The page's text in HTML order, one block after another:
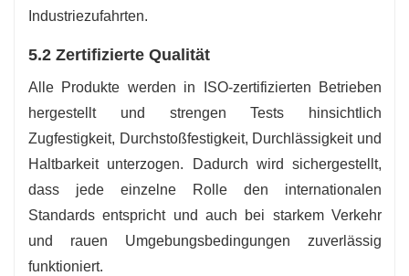
Industriezufahrten.
5.2 Zertifizierte Qualität
Alle Produkte werden in ISO-zertifizierten Betrieben
hergestellt und strengen Tests hinsichtlich
Zugfestigkeit, Durchstoßfestigkeit, Durchlässigkeit und
Haltbarkeit unterzogen. Dadurch wird sichergestellt,
dass jede einzelne Rolle den internationalen
Standards entspricht und auch bei starkem Verkehr
und rauen Umgebungsbedingungen zuverlässig
funktioniert.